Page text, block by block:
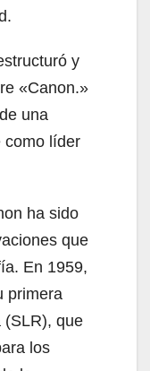
y
«Canon.»
una
como líder
ha sido
que
En 1959,
primera
(SLR), que
los